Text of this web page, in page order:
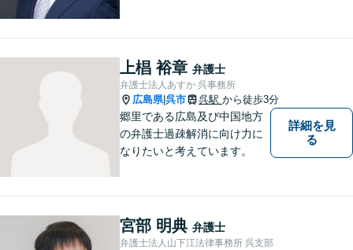
し、高度な問題にも対応いた
します。まずはご相談を！
上椙 裕章 弁護士
弁護士法人あすか 呉事務所
広島県|呉市 呉駅 から徒歩3分
郷里である広島及び中国地方
の弁護士過疎解消に向け力に
なりたいと考えています。
詳細を見
る
宮部 明典 弁護士
弁護士法人山下江法律事務所 呉支部